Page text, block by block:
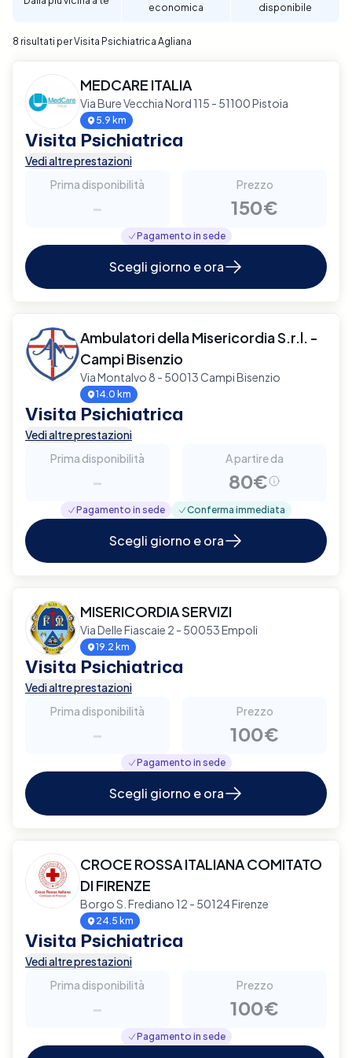
Agliana.
economica
disponibile
8 risultati per Visita Psichiatrica Agliana
MEDCARE ITALIA
Via Bure Vecchia Nord 115 - 51100 Pistoia
5.9 km
Visita Psichiatrica
Vedi altre prestazioni
Prima disponibilità
-
Prezzo
150€
Pagamento in sede
Scegli giorno e ora
Ambulatori della Misericordia S.r.l. -
Campi Bisenzio
Via Montalvo 8 - 50013 Campi Bisenzio
14.0 km
Visita Psichiatrica
Vedi altre prestazioni
Prima disponibilità
-
A partire da
80€
Pagamento in sede Conferma immediata
Scegli giorno e ora
MISERICORDIA SERVIZI
Via Delle Fiascaie 2 - 50053 Empoli
19.2 km
Visita Psichiatrica
Vedi altre prestazioni
Prima disponibilità
-
Prezzo
100€
Pagamento in sede
Scegli giorno e ora
CROCE ROSSA ITALIANA COMITATO
DI FIRENZE
Borgo S. Frediano 12 - 50124 Firenze
24.5 km
Visita Psichiatrica
Vedi altre prestazioni
Prima disponibilità
-
Prezzo
100€
Pagamento in sede